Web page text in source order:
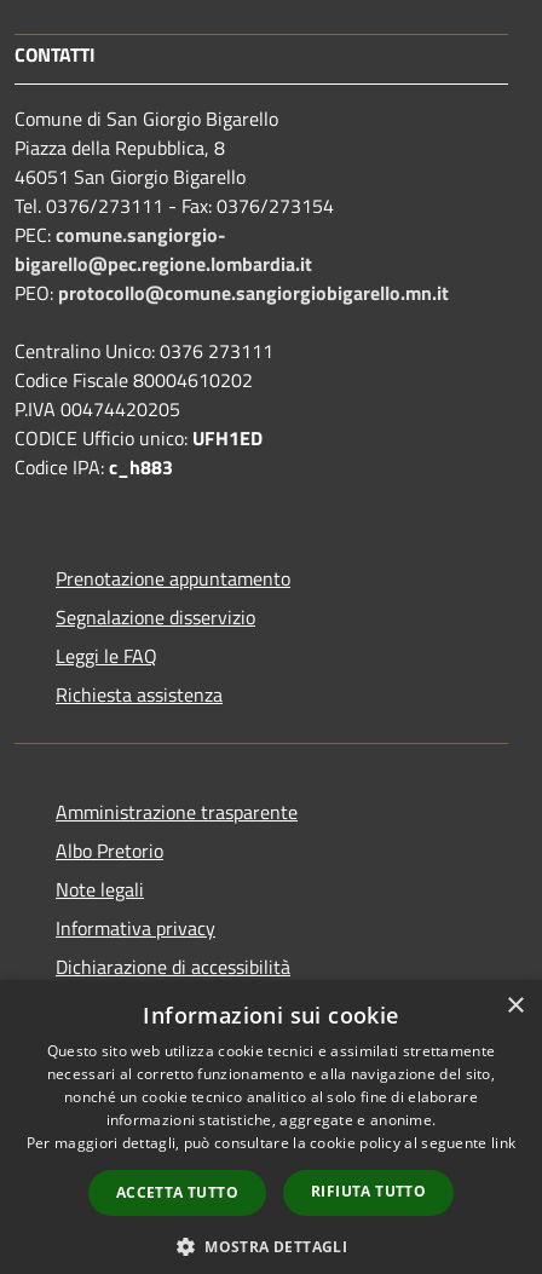
CONTATTI
Comune di San Giorgio Bigarello
Piazza della Repubblica, 8
46051 San Giorgio Bigarello
Tel. 0376/273111 - Fax: 0376/273154
PEC:comune.sangiorgio-
bigarello@pec.regione.lombardia.it
PEO: protocollo@comune.sangiorgiobigarello.mn.it
Centralino Unico: 0376 273111
Codice Fiscale 80004610202
P.IVA 00474420205
CODICE Ufficio unico: UFH1ED
Codice IPA:c_h883
Prenotazione appuntamento
Segnalazione disservizio
Leggi le FAQ
Richiesta assistenza
Amministrazione trasparente
Albo Pretorio
Note legali
Informativa privacy
Dichiarazione di accessibilità
Obiettivi di accessibilità
Accessibilità
Copyright © 2026 • Comune di
San Giorgio Bigarello •
Powered byMunicipium
Accesso redazione
×
Informazioni sui cookie
Questo sito web utilizza cookie tecnici e assimilati strettamente
necessari al corretto funzionamento e alla navigazione del sito,
nonché un cookie tecnico analitico al solo fine di elaborare
informazioni statistiche, aggregate e anonime.
Per maggiori dettagli, può consultare la cookie policy al seguente link
ACCETTA TUTTO RIFIUTA TUTTO
MOSTRA DETTAGLI